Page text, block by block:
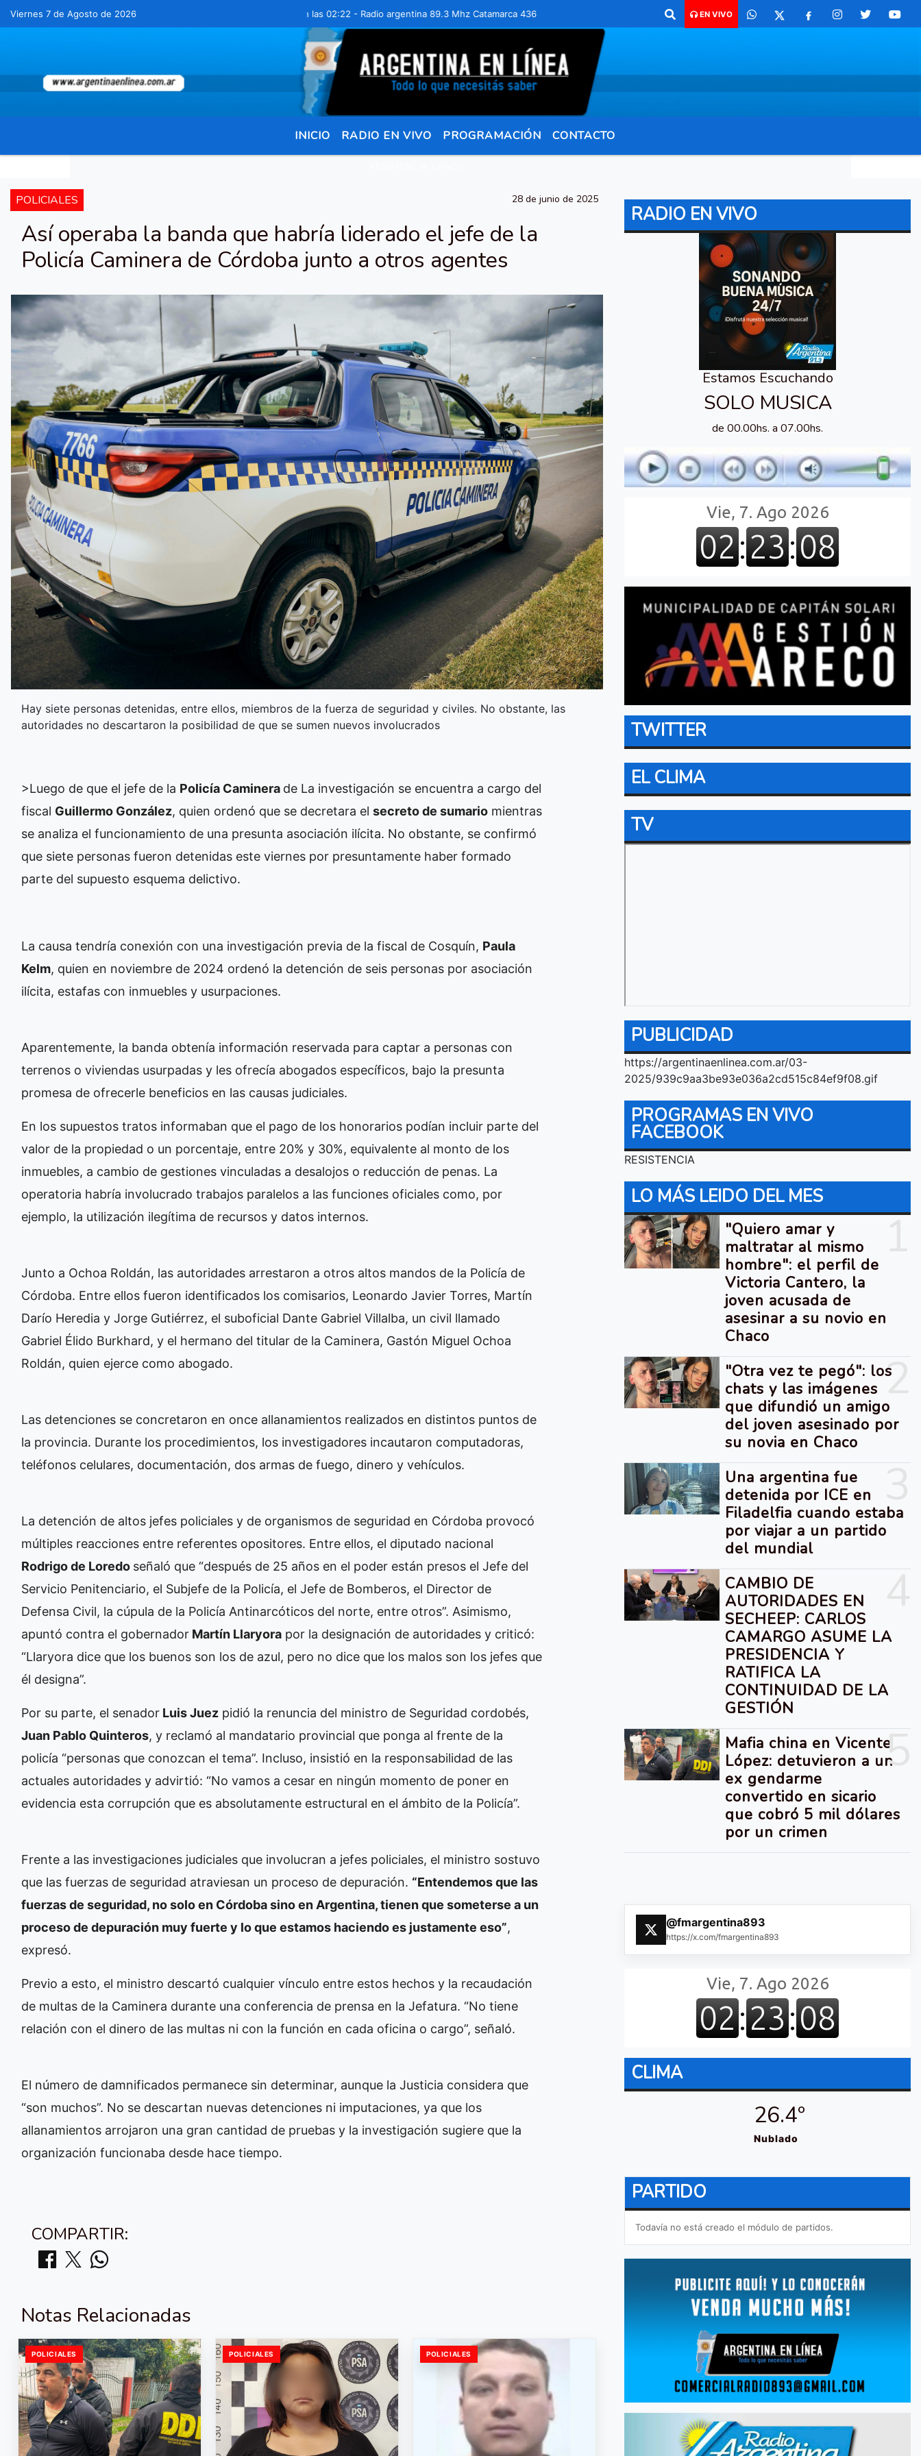
Viernes 7 de Agosto de 2026Hoy es Viernes 7 de Agosto de 2026 y son las 02:22 - Radio argentina 89.3 Mhz Catamarca 436 Resistencia Chaco para comunicarte 362 4879579 Radio argentina 89.3 Mhz Catamarca 436
EN VIVO
INICIO RADIO EN VIVO PROGRAMACIÓN CONTACTO
POLICIALES 28 de junio de 2025
Así operaba la banda que habría liderado el jefe de la
Policía Caminera de Córdoba junto a otros agentes
Hay siete personas detenidas, entre ellos, miembros de la fuerza de seguridad y civiles. No obstante, las
autoridades no descartaron la posibilidad de que se sumen nuevos involucrados
>Luego de que el jefe de la Policía Caminera de La investigación se encuentra a cargo del
fiscal Guillermo González, quien ordenó que se decretara el secreto de sumario mientras
se analiza el funcionamiento de una presunta asociación ilícita. No obstante, se confirmó
que siete personas fueron detenidas este viernes por presuntamente haber formado
parte del supuesto esquema delictivo.
La causa tendría conexión con una investigación previa de la fiscal de Cosquín, Paula
Kelm, quien en noviembre de 2024 ordenó la detención de seis personas por asociación
ilícita, estafas con inmuebles y usurpaciones.
Aparentemente, la banda obtenía información reservada para captar a personas con
terrenos o viviendas usurpadas y les ofrecía abogados específicos, bajo la presunta
promesa de ofrecerle beneficios en las causas judiciales.
En los supuestos tratos informaban que el pago de los honorarios podían incluir parte del
valor de la propiedad o un porcentaje, entre 20% y 30%, equivalente al monto de los
inmuebles, a cambio de gestiones vinculadas a desalojos o reducción de penas. La
operatoria habría involucrado trabajos paralelos a las funciones oficiales como, por
ejemplo, la utilización ilegítima de recursos y datos internos.
Junto a Ochoa Roldán, las autoridades arrestaron a otros altos mandos de la Policía de
Córdoba. Entre ellos fueron identificados los comisarios, Leonardo Javier Torres, Martín
Darío Heredia y Jorge Gutiérrez, el suboficial Dante Gabriel Villalba, un civil llamado
Gabriel Élido Burkhard, y el hermano del titular de la Caminera, Gastón Miguel Ochoa
Roldán, quien ejerce como abogado.
Las detenciones se concretaron en once allanamientos realizados en distintos puntos de
la provincia. Durante los procedimientos, los investigadores incautaron computadoras,
teléfonos celulares, documentación, dos armas de fuego, dinero y vehículos.
La detención de altos jefes policiales y de organismos de seguridad en Córdoba provocó
múltiples reacciones entre referentes opositores. Entre ellos, el diputado nacional
Rodrigo de Loredo señaló que “después de 25 años en el poder están presos el Jefe del
Servicio Penitenciario, el Subjefe de la Policía, el Jefe de Bomberos, el Director de
Defensa Civil, la cúpula de la Policía Antinarcóticos del norte, entre otros”. Asimismo,
apuntó contra el gobernador Martín Llaryora por la designación de autoridades y criticó:
“Llaryora dice que los buenos son los de azul, pero no dice que los malos son los jefes que
él designa”.
Por su parte, el senador Luis Juez pidió la renuncia del ministro de Seguridad cordobés,
Juan Pablo Quinteros, y reclamó al mandatario provincial que ponga al frente de la
policía “personas que conozcan el tema”. Incluso, insistió en la responsabilidad de las
actuales autoridades y advirtió: “No vamos a cesar en ningún momento de poner en
evidencia esta corrupción que es absolutamente estructural en el ámbito de la Policía”.
Frente a las investigaciones judiciales que involucran a jefes policiales, el ministro sostuvo
que las fuerzas de seguridad atraviesan un proceso de depuración. “Entendemos que las
fuerzas de seguridad, no solo en Córdoba sino en Argentina, tienen que someterse a un
proceso de depuración muy fuerte y lo que estamos haciendo es justamente eso”,
expresó.
Previo a esto, el ministro descartó cualquier vínculo entre estos hechos y la recaudación
de multas de la Caminera durante una conferencia de prensa en la Jefatura. “No tiene
relación con el dinero de las multas ni con la función en cada oficina o cargo”, señaló.
El número de damnificados permanece sin determinar, aunque la Justicia considera que
“son muchos”. No se descartan nuevas detenciones ni imputaciones, ya que los
allanamientos arrojaron una gran cantidad de pruebas y la investigación sugiere que la
organización funcionaba desde hace tiempo.
COMPARTIR:
Notas Relacionadas
POLICIALES POLICIALES POLICIALES
RADIO EN VIVO
Estamos Escuchando
SOLO MUSICA
de 00.00hs. a 07.00hs.
TWITTER
EL CLIMA
TV
PUBLICIDAD
https://argentinaenlinea.com.ar/03-
2025/939c9aa3be93e036a2cd515c84ef9f08.gif
PROGRAMAS EN VIVO
FACEBOOK
RESISTENCIA
LO MÁS LEIDO DEL MES
"Quiero amar y
maltratar al mismo
hombre": el perfil de
Victoria Cantero, la
joven acusada de
asesinar a su novio en
Chaco
2
"Otra vez te pegó": los
chats y las imágenes
que difundió un amigo
del joven asesinado por
su novia en Chaco
Una argentina fue
detenida por ICE en
Filadelfia cuando estaba
por viajar a un partido
del mundial
CAMBIO DE
AUTORIDADES EN
SECHEEP: CARLOS
CAMARGO ASUME LA
PRESIDENCIA Y
RATIFICA LA
CONTINUIDAD DE LA
GESTIÓN
5
Mafia china en Vicente
López: detuvieron a un
ex gendarme
convertido en sicario
que cobró 5 mil dólares
por un crimen
@fmargentina893
https://x.com/fmargentina893
CLIMA
26.4º
Nublado
PARTIDO
Todavía no está creado el módulo de partidos.